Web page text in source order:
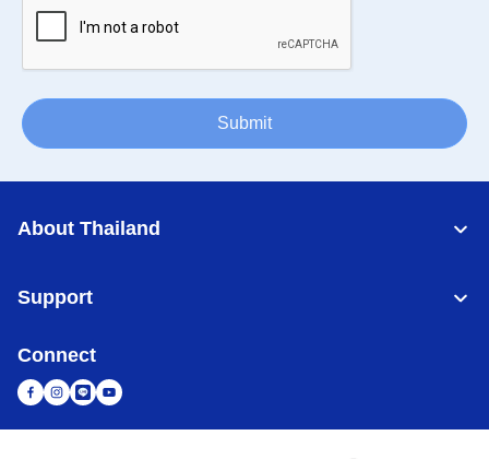
Submit
About Thailand
Support
Connect